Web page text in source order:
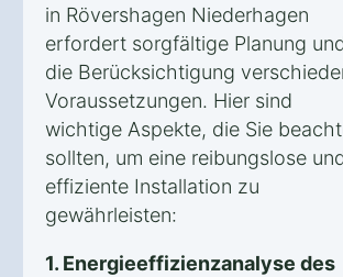
in Rövershagen Niederhagen
erfordert sorgfältige Planung
die Berücksichtigung
Voraussetzungen. Hier sind
wichtige Aspekte, die Sie
sollten, um eine reibungslose
effiziente Installation zu
gewährleisten:
1. Energieeffizienzanalyse des